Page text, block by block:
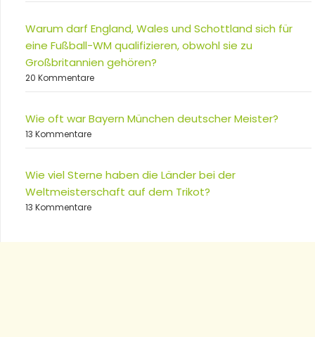
Warum darf England, Wales und Schottland sich für
eine Fußball-WM qualifizieren, obwohl sie zu
Großbritannien gehören?
20 Kommentare
Wie oft war Bayern München deutscher Meister?
13 Kommentare
Wie viel Sterne haben die Länder bei der
Weltmeisterschaft auf dem Trikot?
13 Kommentare